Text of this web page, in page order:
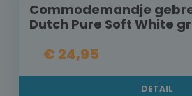
Commodemandje
Dutch Pure Soft White
€ 24,95
DETAIL